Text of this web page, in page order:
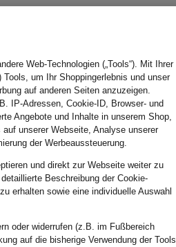
Web-Technologien („Tools“). Mit Ihrer
um Ihr Shoppingerlebnis und unser
auf anderen Seiten anzuzeigen.
IP-Adressen, Cookie-ID, Browser- und
Angebote und Inhalte in unserem Shop,
unserer Webseite, Analyse unserer
der Werbeaussteuerung.
und direkt zur Webseite weiter zu
Beschreibung der Cookie-
erhalten sowie eine individuelle Auswahl
oder widerrufen (z.B. im Fußbereich
auf die bisherige Verwendung der Tools